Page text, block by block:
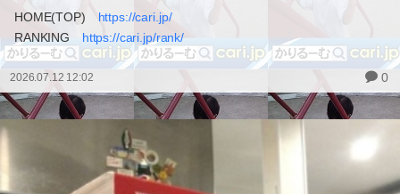
HOME(TOP) https://cari.jp/
RANKING https://cari.jp/rank/
2026.07.12 12:02 0